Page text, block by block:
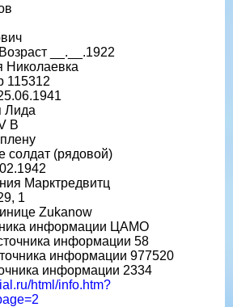
__.__.1922
Николаевка
115312
Лида
B
солдат (рядовой)
Марктредвитц
1
Zukanow
информации ЦАМО
информации 58
информации 977520
информации 2334
html/info.htm?